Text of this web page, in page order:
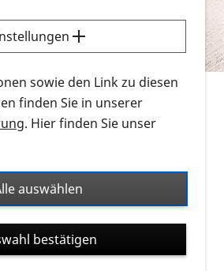
wie Sie nach Infonmaterial
bestellen bzw. herunterladen
sich dieErklärvideos zum
auf der PRO RETINA-Website
Menschen an.
Sie sämtliches Infomaterial
Formatfilter, um ausschließlich
Audios oder Videos zu
Flyer und Broschüren werden in
angeboten: zur
als gedruckte Variante
sowie den Link zu diesen
finden Sie in unserer
. Hier finden Sie unser
auswählen
bestätigen